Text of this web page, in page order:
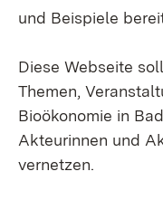
und Beispiele
Diese Webseite
Themen,
Bioökonomie in
Akteurinnen und
vernetzen.